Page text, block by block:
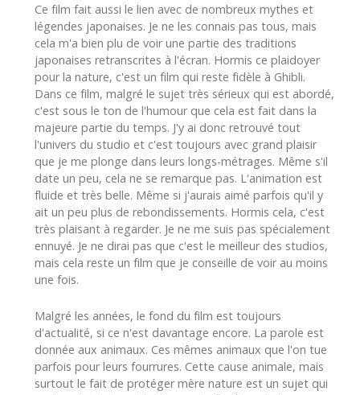
Ce film fait aussi le lien avec de nombreux mythes et
légendes japonaises. Je ne les connais pas tous, mais
cela m'a bien plu de voir une partie des traditions
japonaises retranscrites à l'écran. Hormis ce plaidoyer
pour la nature, c'est un film qui reste fidèle à Ghibli.
Dans ce film, malgré le sujet très sérieux qui est abordé,
c'est sous le ton de l'humour que cela est fait dans la
majeure partie du temps. J'y ai donc retrouvé tout
l'univers du studio et c'est toujours avec grand plaisir
que je me plonge dans leurs longs-métrages. Même s'il
date un peu, cela ne se remarque pas. L'animation est
fluide et très belle. Même si j'aurais aimé parfois qu'il y
ait un peu plus de rebondissements. Hormis cela, c'est
très plaisant à regarder. Je ne me suis pas spécialement
ennuyé. Je ne dirai pas que c'est le meilleur des studios,
mais cela reste un film que je conseille de voir au moins
une fois.
Malgré les années, le fond du film est toujours
d'actualité, si ce n'est davantage encore. La parole est
donnée aux animaux. Ces mêmes animaux que l'on tue
parfois pour leurs fourrures. Cette cause animale, mais
surtout le fait de protéger mère nature est un sujet qui